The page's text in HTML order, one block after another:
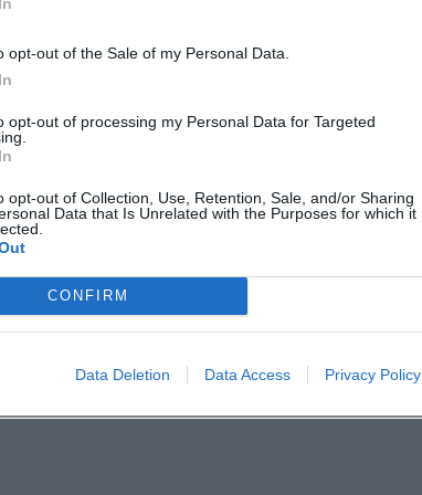
opt-out of the Sale of my Personal Data.
opt-out of processing my Personal Data for Targeted
opt-out of Collection, Use, Retention, Sale, and/or Sharing
Data that Is Unrelated with the Purposes for which it
CONFIRM
Data Deletion Data Access Privacy Policy
und – falls vorhanden –
auf bequeme, neutrale Kleidung
Person erforderlich.
nach Produktion zeitversetzt.
sorgfältig und beachte Jugend- und
Schulmonate Workshops,
Lehrkräfte können digitale Inhalte
für medienpraktische Angebote